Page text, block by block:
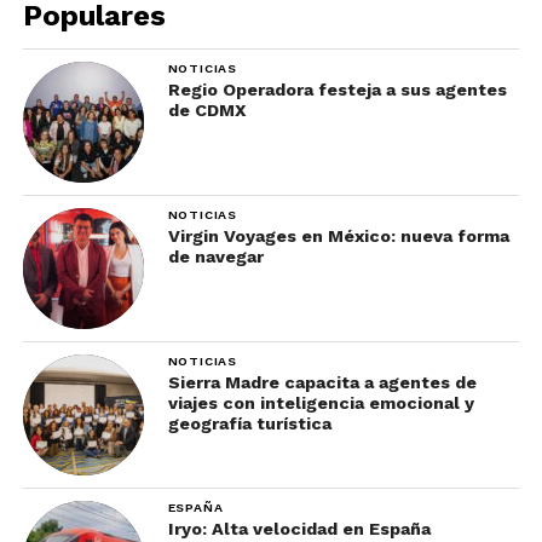
Populares
NOTICIAS
Regio Operadora festeja a sus agentes
de CDMX
NOTICIAS
Virgin Voyages en México: nueva forma
de navegar
NOTICIAS
Sierra Madre capacita a agentes de
viajes con inteligencia emocional y
geografía turística
ESPAÑA
Iryo: Alta velocidad en España